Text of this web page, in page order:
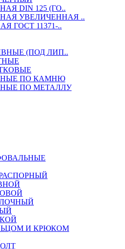
DIN 125 (ГО..
УВЕЛИЧЕННАЯ ..
ГОСТ 11371-..
(ПОД ЛИП..
ПО КАМНЮ
ПО МЕТАЛЛУ
И КРЮКОМ